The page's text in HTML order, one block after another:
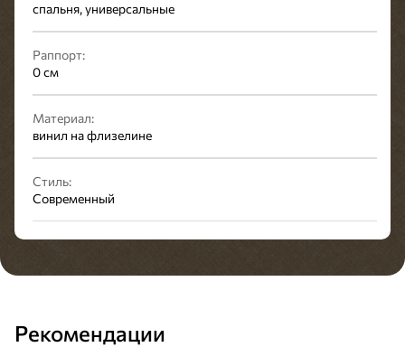
спальня, универсальные
Раппорт:
0 см
Материал:
винил на флизелине
Стиль:
Современный
Рекомендации